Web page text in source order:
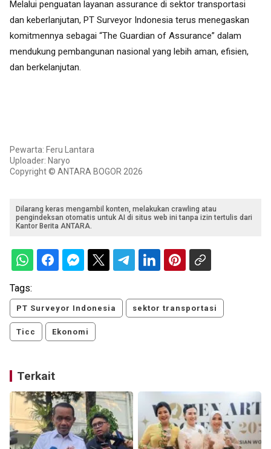
Melalui penguatan layanan assurance di sektor transportasi
dan keberlanjutan, PT Surveyor Indonesia terus menegaskan
komitmennya sebagai “The Guardian of Assurance” dalam
mendukung pembangunan nasional yang lebih aman, efisien,
dan berkelanjutan.
Pewarta: Feru Lantara
Uploader: Naryo
Copyright © ANTARA BOGOR 2026
Dilarang keras mengambil konten, melakukan crawling atau
pengindeksan otomatis untuk AI di situs web ini tanpa izin tertulis dari
Kantor Berita ANTARA.
Tags:
PT Surveyor Indonesia sektor transportasi
Ticc Ekonomi
Terkait